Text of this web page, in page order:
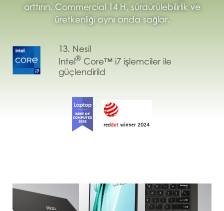
arttırın. Commercial 14 H, sürdürülebilirlik ve
üretkenliği aynı anda sağlar.
13. Nesil
Intel® Core™ i7 işlemciler ile
güçlendirild